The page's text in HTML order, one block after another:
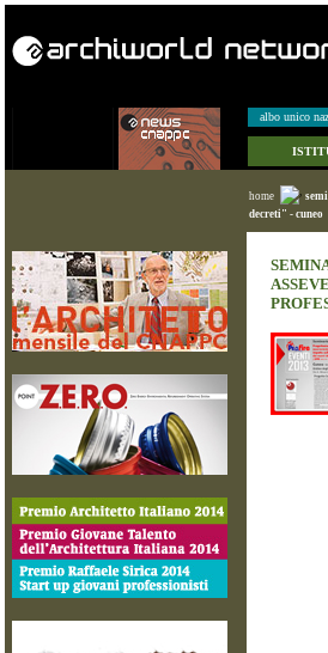
albo unico
home
decreti" - cuneo